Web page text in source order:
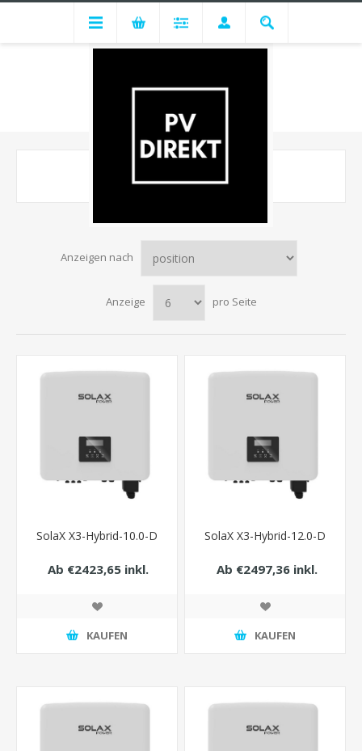
SOLAX
Anzeigen nach
Anzeige pro Seite
SolaX X3-Hybrid-10.0-D
Ab €2423,65 inkl.
KAUFEN
SolaX X3-Hybrid-12.0-D
Ab €2497,36 inkl.
KAUFEN